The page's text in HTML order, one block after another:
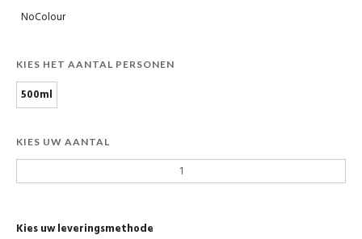
NoColour
KIES HET AANTAL PERSONEN
500ml
KIES UW AANTAL
Kies uw leveringsmethode